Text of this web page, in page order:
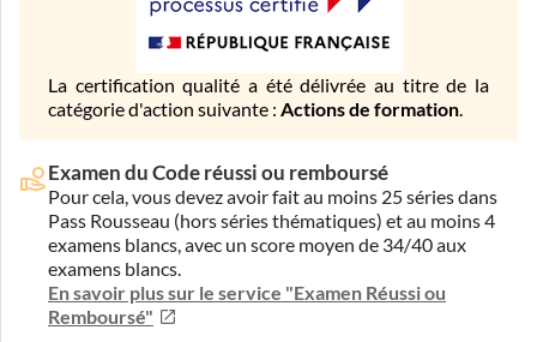
La certification qualité a été délivrée au titre de la
catégorie d'action suivante : Actions de formation.
Examen du Code réussi ou remboursé
Pour cela, vous devez avoir fait au moins 25 séries dans
Pass Rousseau (hors séries thématiques) et au moins 4
examens blancs, avec un score moyen de 34/40 aux
examens blancs.
En savoir plus sur le service "Examen Réussi ou
Remboursé"